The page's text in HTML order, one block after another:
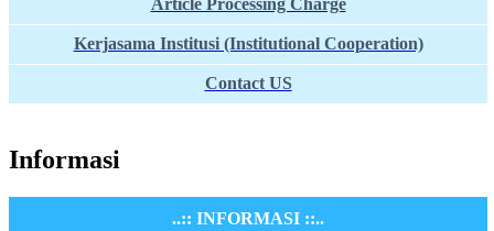
Kerjasama Institusi (Institutional Cooperation)
Contact US
Informasi
..:: INFORMASI ::..